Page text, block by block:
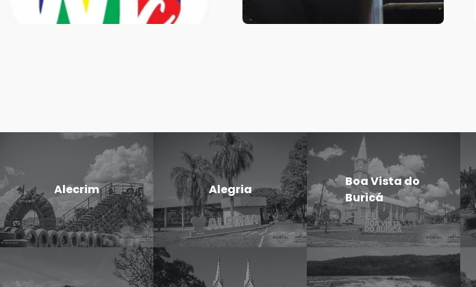
Alecrim Alegria
Boa Vista do
Buricá